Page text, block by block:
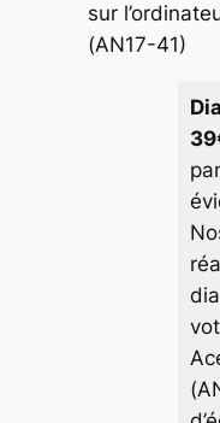
sur
(AN17-41)